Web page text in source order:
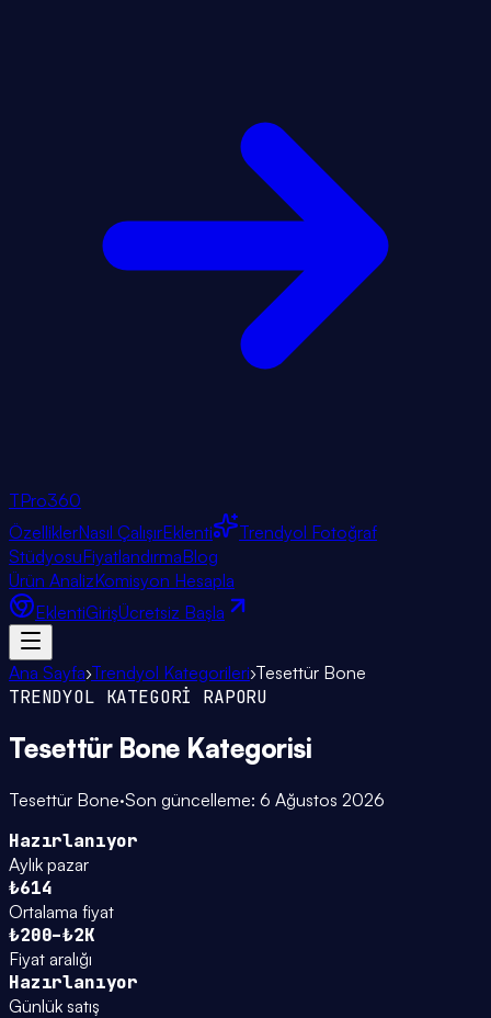
TPro360
ÖzelliklerNasıl ÇalışırEklenti
Trendyol Fotoğraf
StüdyosuFiyatlandırmaBlog
Ürün AnalizKomisyon Hesapla
EklentiGirişÜcretsiz Başla
Ana Sayfa›Trendyol Kategorileri›Tesettür Bone
TRENDYOL KATEGORİ RAPORU
Tesettür Bone Kategorisi
Tesettür Bone·Son güncelleme: 6 Ağustos 2026
Hazırlanıyor
Aylık pazar
₺614
Ortalama fiyat
₺200–₺2K
Fiyat aralığı
Hazırlanıyor
Günlük satış